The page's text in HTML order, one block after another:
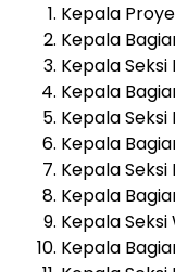
Kepala
Kepala
Kepala Seksi
Kepala
Kepala
Kepala
Kepala Seksi
Kepala
Kepala
Kepala